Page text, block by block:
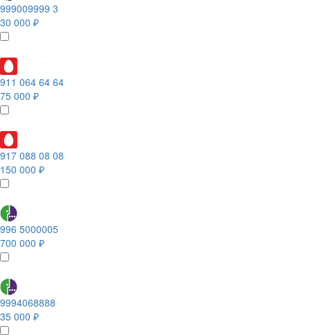
999009999 3
30 000 ₽
911 064 64 64
75 000 ₽
917 088 08 08
150 000 ₽
996 5000005
700 000 ₽
9994068888
35 000 ₽